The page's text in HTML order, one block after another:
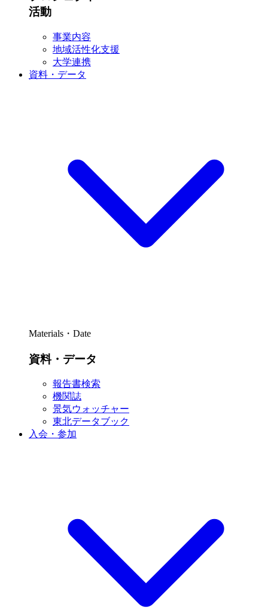
活動
事業内容
地域活性化支援
大学連携
資料・データ
Materials・Date
資料・データ
報告書検索
機関誌
景気ウォッチャー
東北データブック
入会・参加